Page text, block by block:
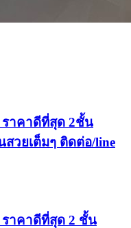
าคาดีที่สุด 2ชั้น
วยเต็มๆ ติดต่อ/line
าคาดีที่สุด 2 ชั้น